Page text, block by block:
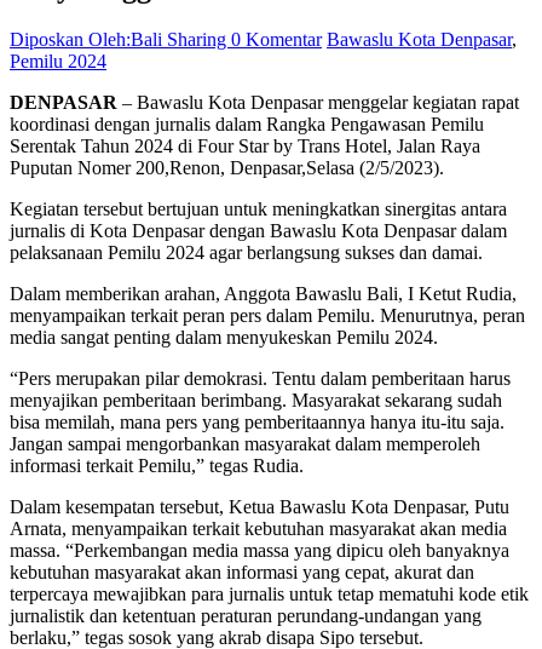
Diposkan Oleh:Bali Sharing 0 Komentar Bawaslu Kota Denpasar,
Pemilu 2024
DENPASAR – Bawaslu Kota Denpasar menggelar kegiatan rapat
koordinasi dengan jurnalis dalam Rangka Pengawasan Pemilu
Serentak Tahun 2024 di Four Star by Trans Hotel, Jalan Raya
Puputan Nomer 200,Renon, Denpasar,Selasa (2/5/2023).
Kegiatan tersebut bertujuan untuk meningkatkan sinergitas antara
jurnalis di Kota Denpasar dengan Bawaslu Kota Denpasar dalam
pelaksanaan Pemilu 2024 agar berlangsung sukses dan damai.
Dalam memberikan arahan, Anggota Bawaslu Bali, I Ketut Rudia,
menyampaikan terkait peran pers dalam Pemilu. Menurutnya, peran
media sangat penting dalam menyukeskan Pemilu 2024.
“Pers merupakan pilar demokrasi. Tentu dalam pemberitaan harus
menyajikan pemberitaan berimbang. Masyarakat sekarang sudah
bisa memilah, mana pers yang pemberitaannya hanya itu-itu saja.
Jangan sampai mengorbankan masyarakat dalam memperoleh
informasi terkait Pemilu,” tegas Rudia.
Dalam kesempatan tersebut, Ketua Bawaslu Kota Denpasar, Putu
Arnata, menyampaikan terkait kebutuhan masyarakat akan media
massa. “Perkembangan media massa yang dipicu oleh banyaknya
kebutuhan masyarakat akan informasi yang cepat, akurat dan
terpercaya mewajibkan para jurnalis untuk tetap mematuhi kode etik
jurnalistik dan ketentuan peraturan perundang-undangan yang
berlaku,” tegas sosok yang akrab disapa Sipo tersebut.